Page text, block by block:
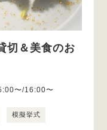
切＆美食のお
〜/16:00〜
模擬挙式